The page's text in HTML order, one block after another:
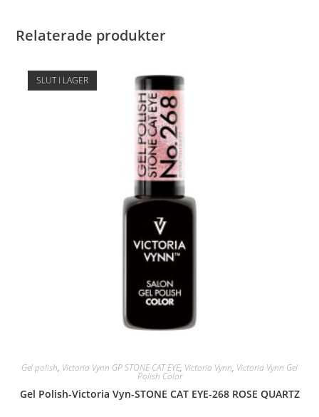
Relaterade produkter
SLUT I LAGER
Gel polish, Victoria Vynn GP STONE CAT EYE, Victoria Vynn, Victoria Vynn Gel
Polish Color
Gel Polish-Victoria Vyn-STONE CAT EYE-268 ROSE QUARTZ